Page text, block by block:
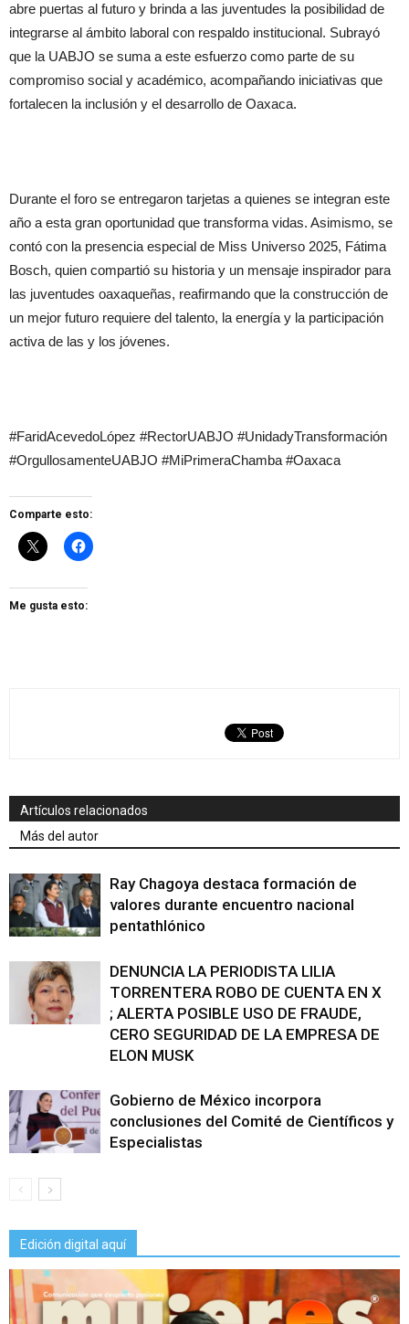
abre puertas al futuro y brinda a las juventudes la posibilidad de
integrarse al ámbito laboral con respaldo institucional. Subrayó
que la UABJO se suma a este esfuerzo como parte de su
compromiso social y académico, acompañando iniciativas que
fortalecen la inclusión y el desarrollo de Oaxaca.
Durante el foro se entregaron tarjetas a quienes se integran este
año a esta gran oportunidad que transforma vidas. Asimismo, se
contó con la presencia especial de Miss Universo 2025, Fátima
Bosch, quien compartió su historia y un mensaje inspirador para
las juventudes oaxaqueñas, reafirmando que la construcción de
un mejor futuro requiere del talento, la energía y la participación
activa de las y los jóvenes.
#FaridAcevedoLópez #RectorUABJO #UnidadyTransformación
#OrgullosamenteUABJO #MiPrimeraChamba #Oaxaca
Comparte esto:
Me gusta esto:
Artículos relacionados
Más del autor
Ray Chagoya destaca formación de
valores durante encuentro nacional
pentathlónico
DENUNCIA LA PERIODISTA LILIA
TORRENTERA ROBO DE CUENTA EN X
; ALERTA POSIBLE USO DE FRAUDE,
CERO SEGURIDAD DE LA EMPRESA DE
ELON MUSK
Gobierno de México incorpora
conclusiones del Comité de Científicos y
Especialistas
Edición digital aquí